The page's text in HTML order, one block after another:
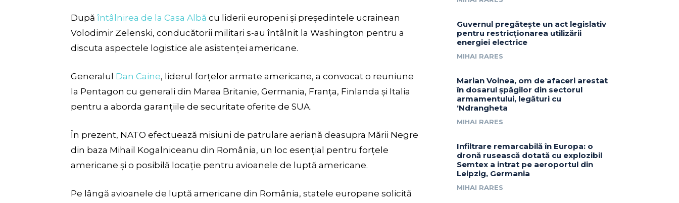
După întâlnirea de la Casa Albă cu liderii europeni și președintele ucrainean
Volodimir Zelenski, conducătorii militari s-au întâlnit la Washington pentru a
discuta aspectele logistice ale asistenței americane.
Generalul Dan Caine, liderul forțelor armate americane, a convocat o reuniune
la Pentagon cu generali din Marea Britanie, Germania, Franța, Finlanda și Italia
pentru a aborda garanțiile de securitate oferite de SUA.
În prezent, NATO efectuează misiuni de patrulare aeriană deasupra Mării Negre
din baza Mihail Kogalniceanu din România, un loc esențial pentru forțele
americane și o posibilă locație pentru avioanele de luptă americane.
Pe lângă avioanele de luptă americane din România, statele europene solicită
Guvernul pregătește un act legislativ
pentru restricționarea utilizării
energiei electrice
MIHAI RARES
Marian Voinea, om de afaceri arestat
în dosarul șpăgilor din sectorul
armamentului, legături cu
‘Ndrangheta
MIHAI RARES
Infiltrare remarcabilă în Europa: o
dronă rusească dotată cu explozibil
Semtex a intrat pe aeroportul din
Leipzig, Germania
MIHAI RARES